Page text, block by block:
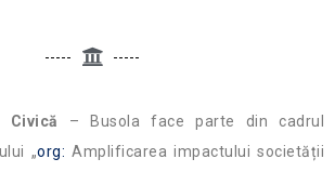
Civică
– Busola face parte din cadrul
„org: Amplificarea impactului societății